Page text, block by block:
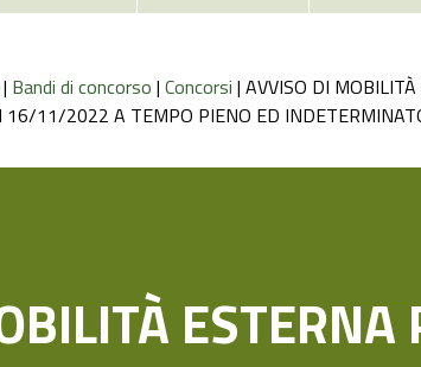
| Bandi di concorso | Concorsi | AVVISO DI
16/11/2022 A TEMPO PIENO ED
ESTERNA